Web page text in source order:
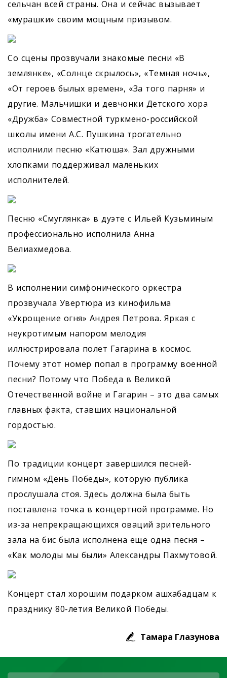
сельчан всей страны. Она и сейчас вызывает
«мурашки» своим мощным призывом.
Со сцены прозвучали знакомые песни «В
землянке», «Солнце скрылось», «Темная ночь»,
«От героев былых времен», «За того парня» и
другие. Мальчишки и девчонки Детского хора
«Дружба» Совместной туркмено-российской
школы имени А.С. Пушкина трогательно
исполнили песню «Катюша». Зал дружными
хлопками поддерживал маленьких
исполнителей.
Песню «Смуглянка» в дуэте с Ильей Кузьминым
профессионально исполнила Анна
Велиахмедова.
В исполнении симфонического оркестра
прозвучала Увертюра из кинофильма
«Укрощение огня» Андрея Петрова. Яркая с
неукротимым напором мелодия
иллюстрировала полет Гагарина в космос.
Почему этот номер попал в программу военной
песни? Потому что Победа в Великой
Отечественной войне и Гагарин – это два самых
главных факта, ставших национальной
гордостью.
По традиции концерт завершился песней-
гимном «День Победы», которую публика
прослушала стоя. Здесь должна была быть
поставлена точка в концертной программе. Но
из-за непрекращающихся оваций зрительного
зала на бис была исполнена еще одна песня –
«Как молоды мы были» Александры Пахмутовой.
Концерт стал хорошим подарком ашхабадцам к
празднику 80-летия Великой Победы.
Тамара Глазунова